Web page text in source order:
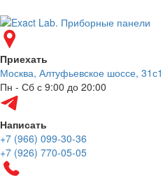
Приехать
Москва, Алтуфьевское шоссе, 31с1
Пн - Сб с 9:00 до 20:00
Написать
+7 (966) 099-30-36
+7 (926) 770-05-05